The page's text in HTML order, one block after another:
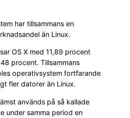
har tillsammans en
än Linux.
OS X med 11,89 procent
procent. Tillsammans
operativsystem fortfarande
fler datorer än Linux.
används på så kallade
under samma period en